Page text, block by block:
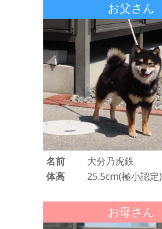
お父さん
名前
大分乃虎鉄
体高
25.5cm(極小認定)
お母さん